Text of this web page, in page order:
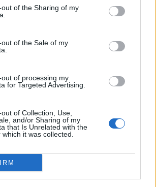
of the Sharing of my
of the Sale of my
of processing my
for Targeted Advertising.
of Collection, Use,
and/or Sharing of my
that Is Unrelated with the
it was collected.
και το
ξεχωριστή
της Αγιάσου
δικό τους
Ζωγραφικής
«Η
τις πόρτες της
16 Αυγούστου με